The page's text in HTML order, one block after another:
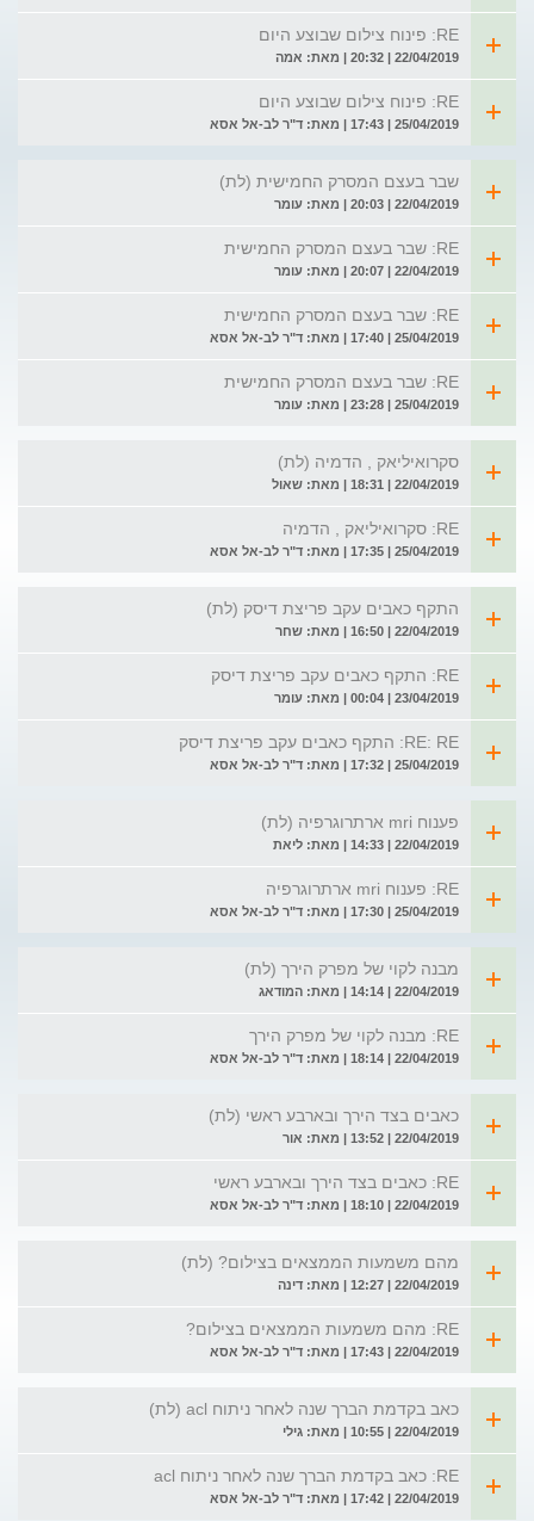
RE: פינוח צילום שבוצע היום
22/04/2019 | 20:32 | מאת: אמה
RE: פינוח צילום שבוצע היום
25/04/2019 | 17:43 | מאת: ד"ר לב-אל אסא
שבר בעצם המסרק החמישית (לת)
22/04/2019 | 20:03 | מאת: עומר
RE: שבר בעצם המסרק החמישית
22/04/2019 | 20:07 | מאת: עומר
RE: שבר בעצם המסרק החמישית
25/04/2019 | 17:40 | מאת: ד"ר לב-אל אסא
RE: שבר בעצם המסרק החמישית
25/04/2019 | 23:28 | מאת: עומר
סקרואיליאק , הדמיה (לת)
22/04/2019 | 18:31 | מאת: שאול
RE: סקרואיליאק , הדמיה
25/04/2019 | 17:35 | מאת: ד"ר לב-אל אסא
התקף כאבים עקב פריצת דיסק (לת)
22/04/2019 | 16:50 | מאת: שחר
RE: התקף כאבים עקב פריצת דיסק
23/04/2019 | 00:04 | מאת: עומר
RE: RE: התקף כאבים עקב פריצת דיסק
25/04/2019 | 17:32 | מאת: ד"ר לב-אל אסא
פענוח mri ארתרוגרפיה (לת)
22/04/2019 | 14:33 | מאת: ליאת
RE: פענוח mri ארתרוגרפיה
25/04/2019 | 17:30 | מאת: ד"ר לב-אל אסא
מבנה לקוי של מפרק הירך (לת)
22/04/2019 | 14:14 | מאת: המודאג
RE: מבנה לקוי של מפרק הירך
22/04/2019 | 18:14 | מאת: ד"ר לב-אל אסא
כאבים בצד הירך ובארבע ראשי (לת)
22/04/2019 | 13:52 | מאת: אור
RE: כאבים בצד הירך ובארבע ראשי
22/04/2019 | 18:10 | מאת: ד"ר לב-אל אסא
מהם משמעות הממצאים בצילום? (לת)
22/04/2019 | 12:27 | מאת: דינה
RE: מהם משמעות הממצאים בצילום?
22/04/2019 | 17:43 | מאת: ד"ר לב-אל אסא
כאב בקדמת הברך שנה לאחר ניתוח acl (לת)
22/04/2019 | 10:55 | מאת: גילי
RE: כאב בקדמת הברך שנה לאחר ניתוח acl
22/04/2019 | 17:42 | מאת: ד"ר לב-אל אסא